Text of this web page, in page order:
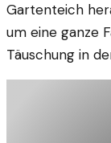
Gartenteich
um eine ganze
Täuschung in